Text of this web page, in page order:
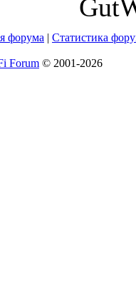
форума | Статистика
Forum © 2001-2026